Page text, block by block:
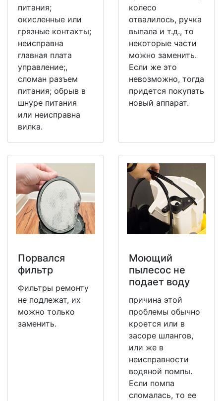
питания;
окисленные или
грязные контакты;
неисправна
главная плата
управление;,
сломан разъем
питания; обрыв в
шнуре питания
или неисправна
вилка.
колесо
отвалилось, ручка
выпала и т.д., то
некоторые части
можно заменить.
Если же это
невозможно, тогда
придется покупать
новый аппарат.
Порвался
фильтр
Фильтры ремонту
не подлежат, их
можно только
заменить.
Моющий
пылесос не
подает воду
причина этой
проблемы обычно
кроется или в
засоре шлангов,
или же в
неисправности
водяной помпы.
Если помпа
сломалась, то ее